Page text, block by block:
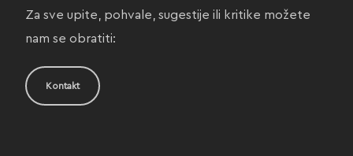
Za sve upite, pohvale, sugestije ili kritike možete
nam se obratiti:
Kontakt